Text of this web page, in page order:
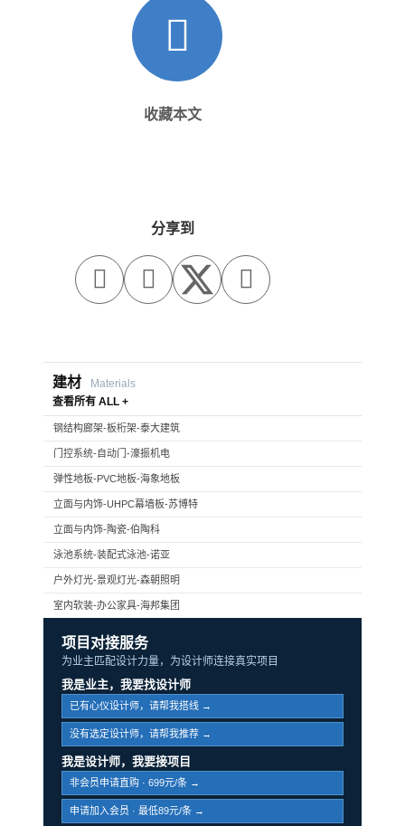
收藏本文
分享到
  
建材
Materials
查看所有 ALL +
钢结构廊架-板桁架-泰大建筑
门控系统-自动门-濠振机电
弹性地板-PVC地板-海象地板
立面与内饰-UHPC幕墙板-苏博特
立面与内饰-陶瓷-伯陶科
泳池系统-装配式泳池-诺亚
户外灯光-景观灯光-森朝照明
室内软装-办公家具-海邦集团
项目对接服务
为业主匹配设计力量，为设计师连接真实项目
我是业主，我要找设计师
已有心仪设计师，请帮我搭线 →
没有选定设计师，请帮我推荐 →
我是设计师，我要接项目
非会员申请直购 · 699元/条 →
申请加入会员 · 最低89元/条 →